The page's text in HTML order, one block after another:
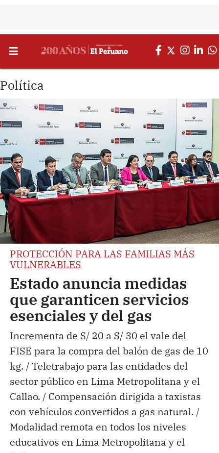
Política
PROTECCIÓN PARA LAS FAMILIAS MÁS
VULNERABLES
Estado anuncia medidas
que garanticen servicios
esenciales y del gas
Incrementa de S/ 20 a S/ 30 el vale del
FISE para la compra del balón de gas de 10
kg. / Teletrabajo para las entidades del
sector público en Lima Metropolitana y el
Callao. / Compensación dirigida a taxistas
con vehículos convertidos a gas natural. /
Modalidad remota en todos los niveles
educativos en Lima Metropolitana y el